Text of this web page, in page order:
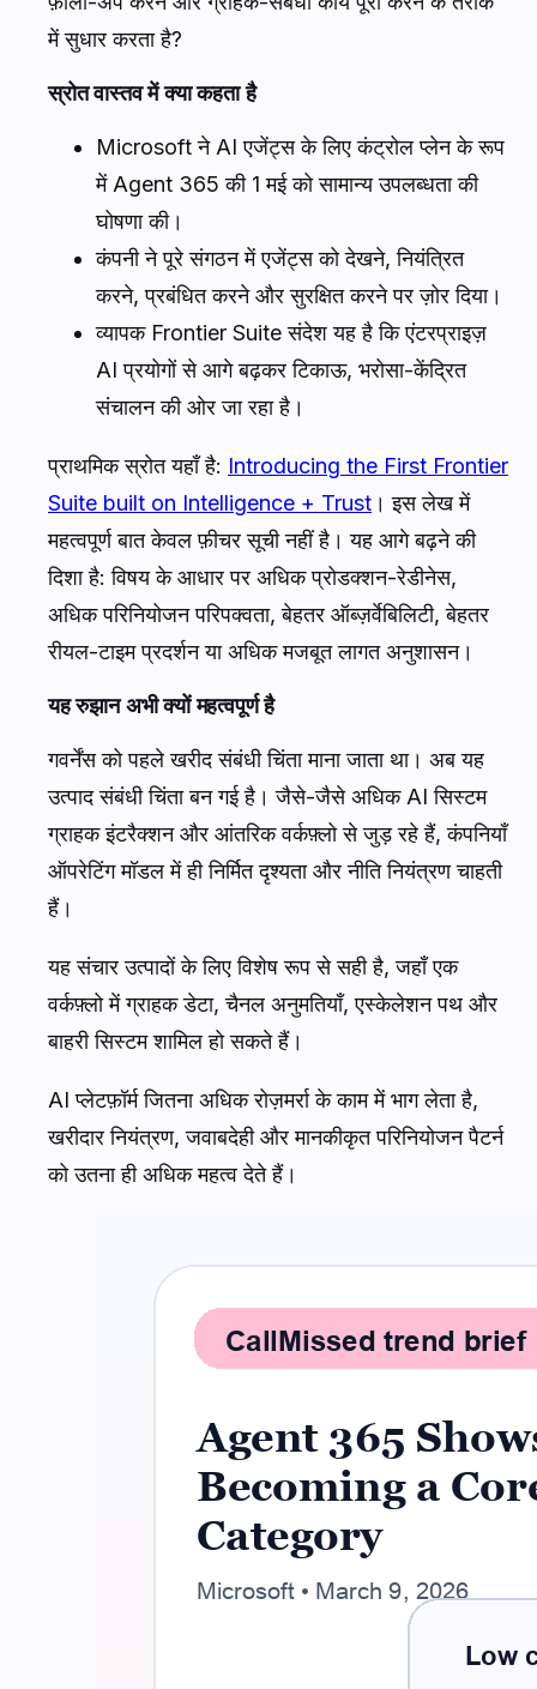
में सुधार करता है?
स्रोत वास्तव में क्या कहता है
Microsoft ने AI एजेंट्स के लिए कंट्रोल प्लेन के रूप
में Agent 365 की 1 मई को सामान्य उपलब्धता की
घोषणा की।
कंपनी ने पूरे संगठन में एजेंट्स को देखने, नियंत्रित
करने, प्रबंधित करने और सुरक्षित करने पर ज़ोर दिया।
व्यापक Frontier Suite संदेश यह है कि एंटरप्राइज़
AI प्रयोगों से आगे बढ़कर टिकाऊ, भरोसा-केंद्रित
संचालन की ओर जा रहा है।
प्राथमिक स्रोत यहाँ है: Introducing the First Frontier
Suite built on Intelligence + Trust । इस लेख में
महत्वपूर्ण बात केवल फ़ीचर सूची नहीं है। यह आगे बढ़ने की
दिशा है: विषय के आधार पर अधिक प्रोडक्शन-रेडीनेस,
अधिक परिनियोजन परिपक्वता, बेहतर ऑब्ज़र्वेबिलिटी, बेहतर
रीयल-टाइम प्रदर्शन या अधिक मजबूत लागत अनुशासन।
यह रुझान अभी क्यों महत्वपूर्ण है
गवर्नेंस को पहले खरीद संबंधी चिंता माना जाता था। अब यह
उत्पाद संबंधी चिंता बन गई है। जैसे-जैसे अधिक AI सिस्टम
ग्राहक इंटरैक्शन और आंतरिक वर्कफ़्लो से जुड़ रहे हैं, कंपनियाँ
ऑपरेटिंग मॉडल में ही निर्मित दृश्यता और नीति नियंत्रण चाहती
हैं।
यह संचार उत्पादों के लिए विशेष रूप से सही है, जहाँ एक
वर्कफ़्लो में ग्राहक डेटा, चैनल अनुमतियाँ, एस्केलेशन पथ और
बाहरी सिस्टम शामिल हो सकते हैं।
AI प्लेटफ़ॉर्म जितना अधिक रोज़मर्रा के काम में भाग लेता है,
खरीदार नियंत्रण, जवाबदेही और मानकीकृत परिनियोजन पैटर्न
को उतना ही अधिक महत्व देते हैं।